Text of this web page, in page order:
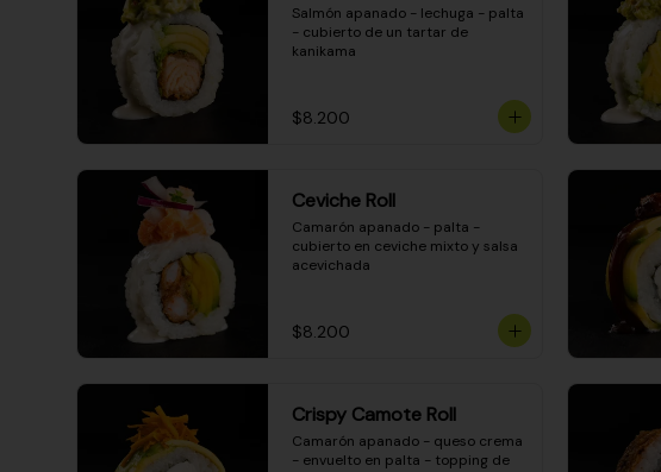
Salmón apanado - lechuga - palta
- cubierto de un tartar de
kanikama
$8.200
Ceviche Roll
Camarón apanado - palta -
cubierto en ceviche mixto y salsa
acevichada
$8.200
Crispy Camote Roll
Camarón apanado - queso crema
- envuelto en palta - topping de